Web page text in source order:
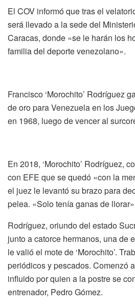
El COV informó que tras el
será llevado a la sede del
Caracas, donde «se le harán los
familia del deporte venezolano».
Francisco ‘Morochito’ Rodríguez
de oro para Venezuela en los
en 1968, luego de vencer al
En 2018, ‘Morochito’ Rodríguez,
con EFE que se quedó «con la
el juez le levantó su brazo para
pelea. «Solo tenía ganas de
Rodríguez, oriundo del estado
junto a catorce hermanos, una de
le valió el mote de ‘Morochito’.
periódicos y pescados. Comenzó
influido por quien a la postre se
entrenador, Pedro Gómez.